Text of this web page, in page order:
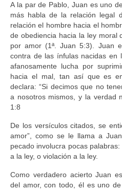
A la par de Pablo, Juan es uno
más habla de la relación legal
relación el hombre hacia el
de obediencia hacia la ley moral
por amor (1ª. Juan 5:3). Juan
contra de las ínfulas nacidas en
afanosamente lucha por
hacia el mal, tan así que es
declara: “Si decimos que no
a nosotros mismos, y la verdad
1:8
De los versículos citados, se
amor”, como se le llama a
pecado involucra pocas
a la ley, o violación a la ley.
Como verdadero acierto Juan
del amor, con todo, él es uno